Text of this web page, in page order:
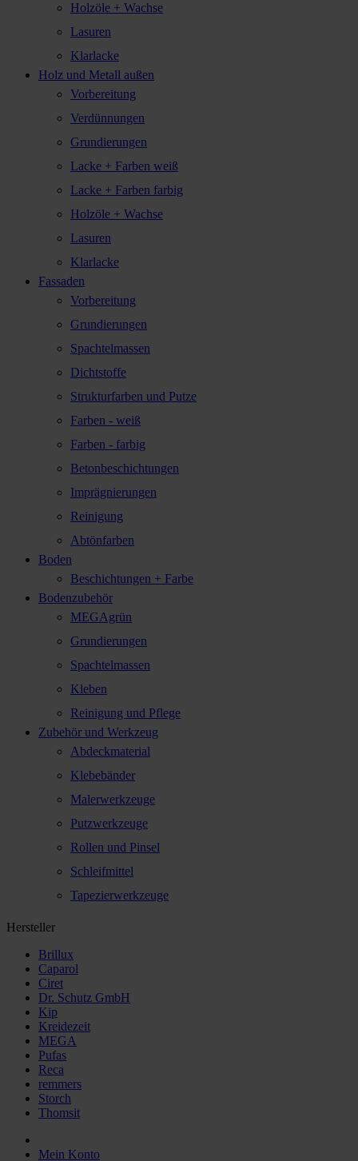
Holzöle + Wachse
Lasuren
Klarlacke
Holz und Metall außen
Vorbereitung
Verdünnungen
Grundierungen
Lacke + Farben weiß
Lacke + Farben farbig
Holzöle + Wachse
Lasuren
Klarlacke
Fassaden
Vorbereitung
Grundierungen
Spachtelmassen
Dichtstoffe
Strukturfarben und Putze
Farben - weiß
Farben - farbig
Betonbeschichtungen
Imprägnierungen
Reinigung
Abtönfarben
Boden
Beschichtungen + Farbe
Bodenzubehör
MEGAgrün
Grundierungen
Spachtelmassen
Kleben
Reinigung und Pflege
Zubehör und Werkzeug
Abdeckmaterial
Klebebänder
Malerwerkzeuge
Putzwerkzeuge
Rollen und Pinsel
Schleifmittel
Tapezierwerkzeuge
Hersteller
Brillux
Caparol
Ciret
Dr. Schutz GmbH
Kip
Kreidezeit
MEGA
Pufas
Reca
remmers
Storch
Thomsit
Mein Konto